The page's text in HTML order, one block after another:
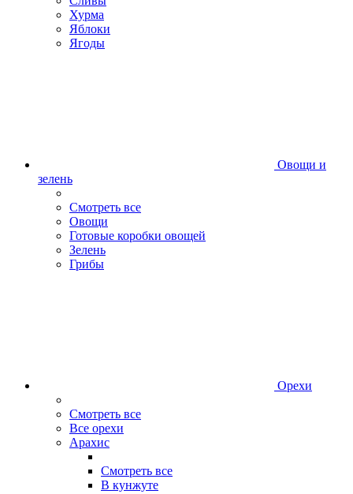
Хурма
Яблоки
Ягоды
Овощи и
зелень
Смотреть все
Овощи
Готовые коробки овощей
Зелень
Грибы
Орехи
Смотреть все
Все орехи
Арахис
Смотреть все
В кунжуте